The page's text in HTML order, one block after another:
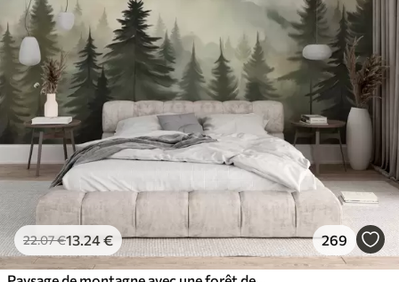
22.07€13 .24€ 269